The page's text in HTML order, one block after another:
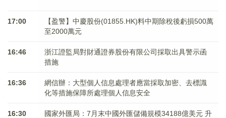
17:00
【盈警】中慶股份(01855.HK)料中期除稅後虧損500萬
至2000萬元
16:46
浙江證監局對財通證券股份有限公司採取出具警示函
措施
16:36
網信辦：大型個人信息處理者應當採取加密、去標識
化等措施保障所處理個人信息安全
16:30
國家外匯局：7月末中國外匯儲備規模34188億美元 升